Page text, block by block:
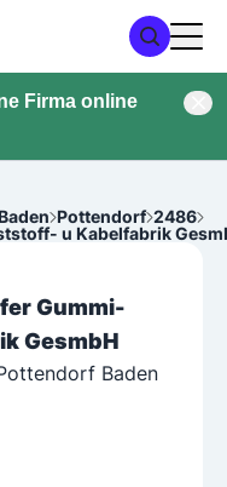
Firma online
Pottendorf 2486
u Kabelfabrik
Gummi-
GesmbH
Baden